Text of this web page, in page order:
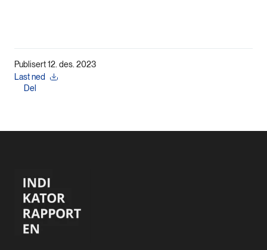
Publisert 12. des. 2023
Last ned
Del